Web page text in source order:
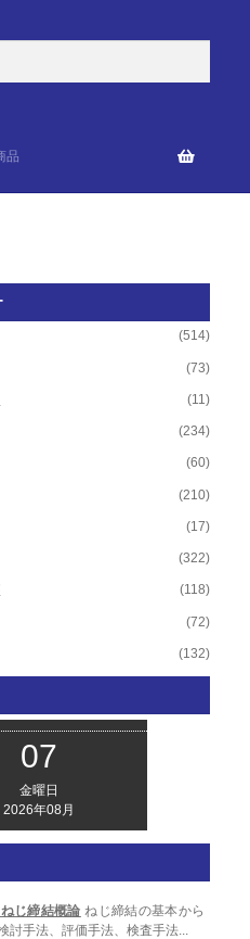
品
(514)
(73)
(11)
(234)
(60)
(210)
(17)
(322)
(118)
(72)
(132)
07
金曜日
2026年08月
じ締結概論 ねじ締結の基本から
討手法、評価手法、検査手法...